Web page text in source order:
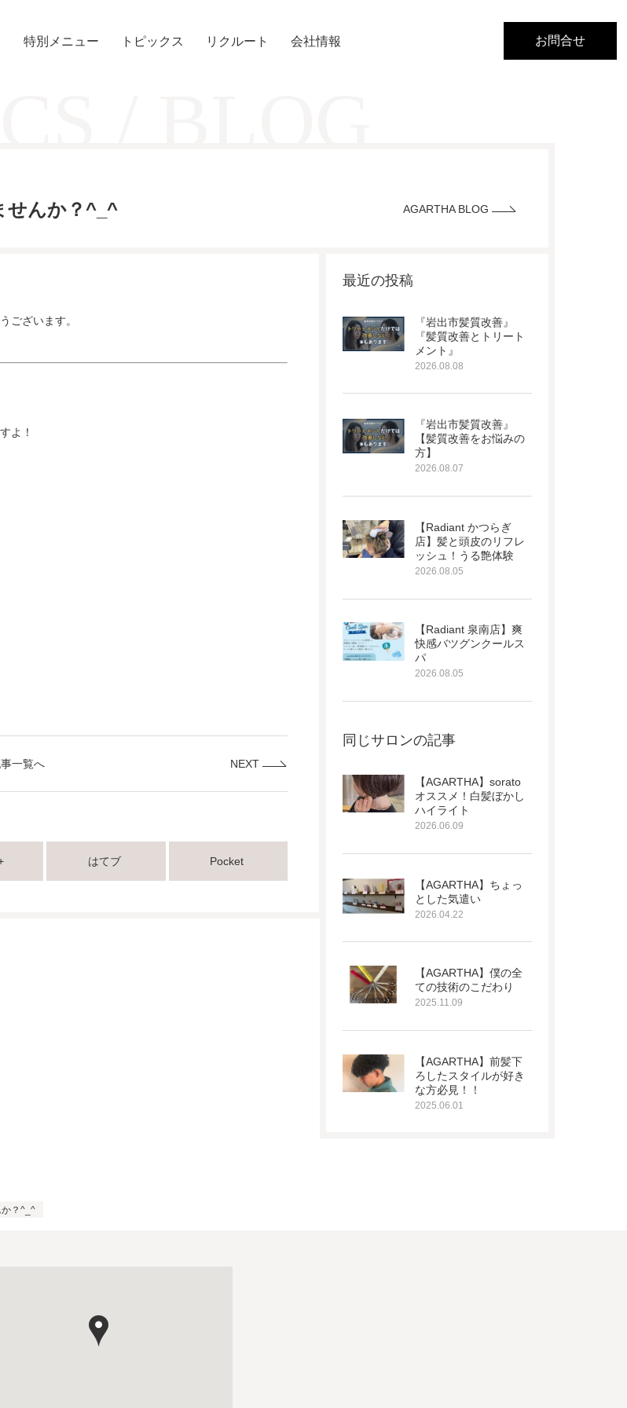
特別メニュー トピックス リクルート 会社情報 お問合せ
せんか？^_^ AGARTHA BLOG
ございます。
よ！
一覧へ NEXT
はてブ Pocket
最近の投稿
『岩出市髪質改善』
『髪質改善とトリート
メント』
2026.08.08
『岩出市髪質改善』
【髪質改善をお悩みの
方】
2026.08.07
【Radiant かつらぎ
店】髪と頭皮のリフレ
ッシュ！うる艶体験
2026.08.05
【Radiant 泉南店】爽
快感バツグンクールス
パ
2026.08.05
同じサロンの記事
【AGARTHA】sorato
オススメ！白髪ぼかし
ハイライト
2026.06.09
【AGARTHA】ちょっ
とした気遣い
2026.04.22
【AGARTHA】僕の全
ての技術のこだわり
2025.11.09
【AGARTHA】前髪下
ろしたスタイルが好き
な方必見！！
2025.06.01
か？^_^